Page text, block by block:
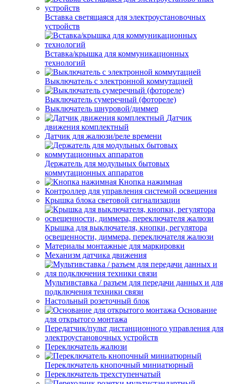
Вставка светящаяся для электроустановочных
устройств
Вставка/крышка для коммуникационных
технологий
Выключатель с электронной коммутацией
Выключатель сумеречный (фотореле)
Выключатель шнуровой/диммер
Датчик
движения комплектный
Датчик для жалюзи/реле времени
Держатель для модульных бытовых
коммутационных аппаратов
Кнопка нажимная
Контроллер для управления системой освещения
Крышка блока световой сигнализации
Крышка для выключателя, кнопки, регулятора
освещенности, диммера, переключателя жалюзи
Материалы монтажные для маркировки
Механизм датчика движения
Мультивставка / разъем для передачи данных и для
подключения техники связи
Настольный розеточный блок
Основание
для открытого монтажа
Передатчик/пульт дистанционного управления для
электроустановочных устройств
Переключатель жалюзи
Переключатель кнопочный миниатюрный
Переключатель трехступенчатый